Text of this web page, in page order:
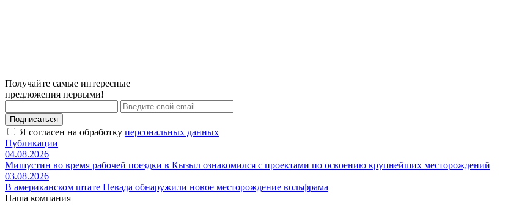
Получайте самые интересные
предложения первыми!
Подписаться
Я согласен на обработку персональных данных
Публикации
04.08.2026
Мишустин во время рабочей поездки в Кызыл ознакомился с проектами по освоению крупнейших месторождений
03.08.2026
В американском штате Невада обнаружили новое месторождение вольфрама
Наша компания